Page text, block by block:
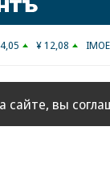
¥ 12,08
сайте, вы